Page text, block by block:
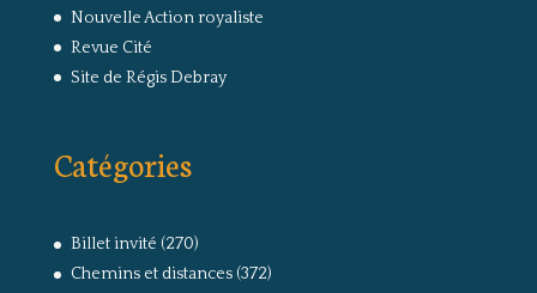
Nouvelle Action royaliste
Revue Cité
Site de Régis Debray
Catégories
Billet invité (270)
Chemins et distances(372)